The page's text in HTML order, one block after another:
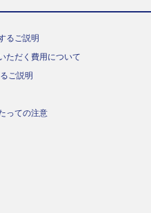
るご説明
ただく費用について
ご説明
っての注意